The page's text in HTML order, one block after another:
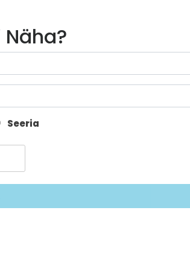
Seeria